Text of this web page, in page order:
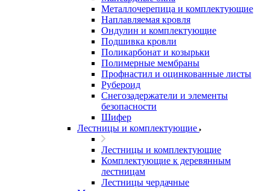
Металлочерепица и комплектующие
Наплавляемая кровля
Ондулин и комплектующие
Подшивка кровли
Поликарбонат и козырьки
Полимерные мембраны
Профнастил и оцинкованные листы
Рубероид
Снегозадержатели и элементы
безопасности
Шифер
Лестницы и комплектующие
Лестницы и комплектующие
Комплектующие к деревянным
лестницам
Лестницы чердачные